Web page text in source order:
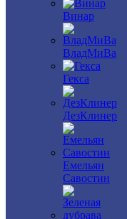
Винар
ВладМиВа
Гекса
ДезКлинер
Емельян
Савостин